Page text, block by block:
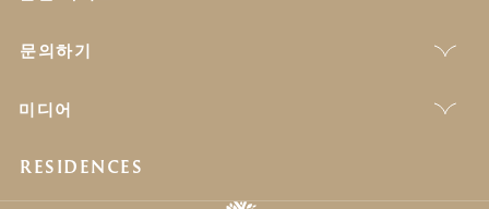
문의하기
미디어
RESIDENCES